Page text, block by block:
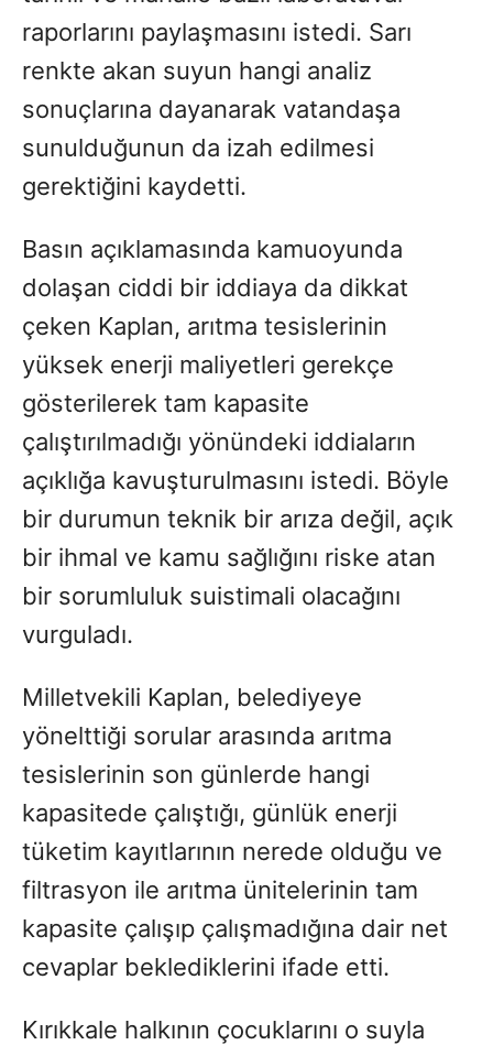
raporlarını paylaşmasını istedi. Sarı
renkte akan suyun hangi analiz
sonuçlarına dayanarak vatandaşa
sunulduğunun da izah edilmesi
gerektiğini kaydetti.
Basın açıklamasında kamuoyunda
dolaşan ciddi bir iddiaya da dikkat
çeken Kaplan, arıtma tesislerinin
yüksek enerji maliyetleri gerekçe
gösterilerek tam kapasite
çalıştırılmadığı yönündeki iddiaların
açıklığa kavuşturulmasını istedi. Böyle
bir durumun teknik bir arıza değil, açık
bir ihmal ve kamu sağlığını riske atan
bir sorumluluk suistimali olacağını
vurguladı.
Milletvekili Kaplan, belediyeye
yönelttiği sorular arasında arıtma
tesislerinin son günlerde hangi
kapasitede çalıştığı, günlük enerji
tüketim kayıtlarının nerede olduğu ve
filtrasyon ile arıtma ünitelerinin tam
kapasite çalışıp çalışmadığına dair net
cevaplar beklediklerini ifade etti.
Kırıkkale halkının çocuklarını o suyla